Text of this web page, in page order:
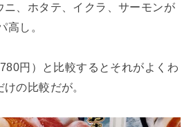
ニ、ホタテ、イクラ、サーモンが
高し。
円）と比較するとそれがよくわ
の比較だが。